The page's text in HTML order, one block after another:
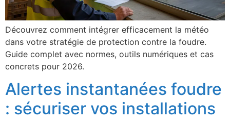
Découvrez comment intégrer efficacement la météo
dans votre stratégie de protection contre la foudre.
Guide complet avec normes, outils numériques et cas
concrets pour 2026.
Alertes instantanées foudre
: sécuriser vos installations